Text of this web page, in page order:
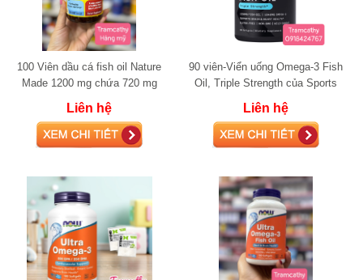
100 Viên dầu cá fish oil Nature
Made 1200 mg chứa 720 mg
Liên hệ
90 viên-Viển uống Omega-3 Fish
Oil, Triple Strength của Sports
Liên hệ